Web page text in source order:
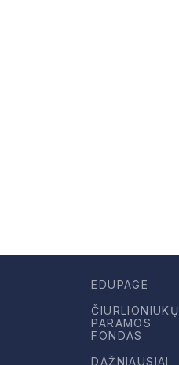
EDUPAGE
ČIURLIONIUKŲ
PARAMOS
FONDAS
DAŽNIAUSIAI